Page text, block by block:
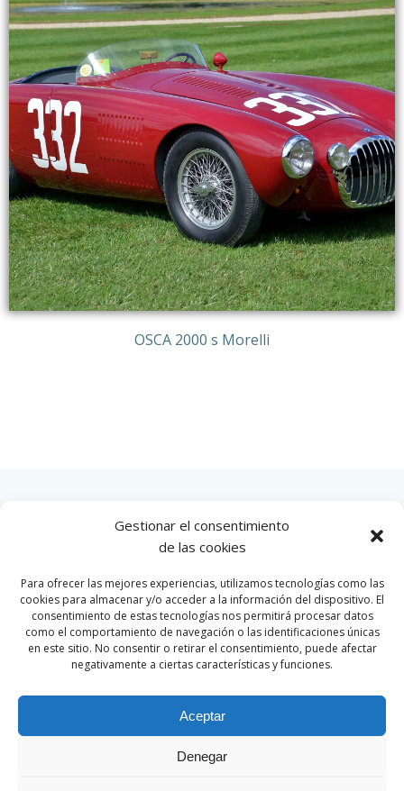
Gestionar el consentimiento
de las cookies
Para ofrecer las mejores experiencias, utilizamos tecnologías como las
cookies para almacenar y/o acceder a la información del dispositivo. El
consentimiento de estas tecnologías nos permitirá procesar datos
como el comportamiento de navegación o las identificaciones únicas
en este sitio. No consentir o retirar el consentimiento, puede afectar
negativamente a ciertas características y funciones.
Aceptar
Denegar
OSCA 2000 s Morelli
INICIO
© 2026 Par Motor Club. Created for free using